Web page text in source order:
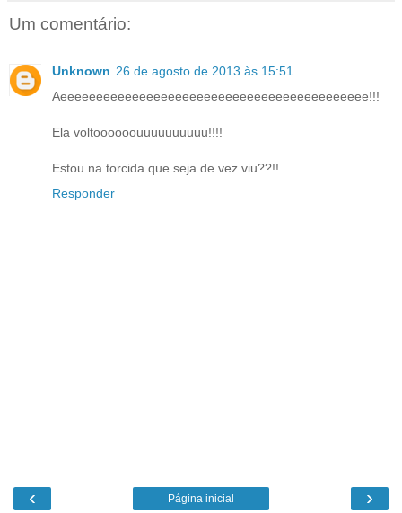
Um comentário:
Unknown 26 de agosto de 2013 às 15:51
Aeeeeeeeeeeeeeeeeeeeeeeeeeeeeeeeeeeeeeeeeeee!!!
Ela voltoooooouuuuuuuuuu!!!!
Estou na torcida que seja de vez viu??!!
Responder
‹ ›
Página inicial